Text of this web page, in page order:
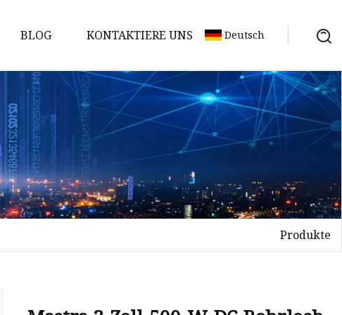
BLOG KONTAKTIERE UNS Deutsch
Produkte